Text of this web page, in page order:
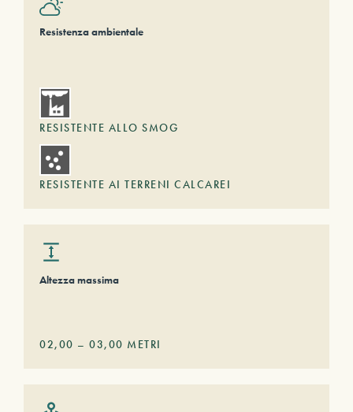
Resistenza ambientale
RESISTENTE ALLO SMOG
RESISTENTE AI TERRENI CALCAREI
Altezza massima
02,00 – 03,00 METRI